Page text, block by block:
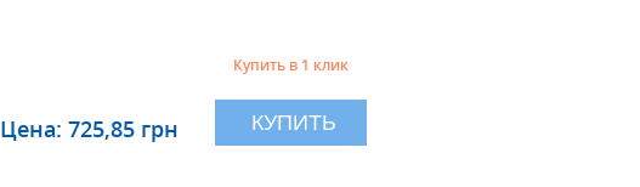
Цена: 725,85 грн
Купить в 1 клик
КУПИТЬ